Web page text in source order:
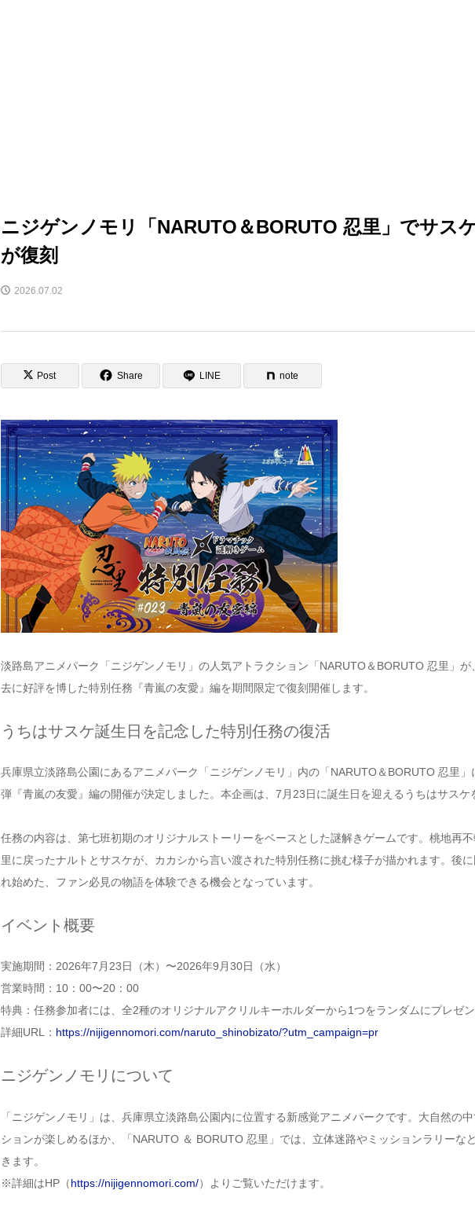
ニジゲンノモリ「NARUTO＆BORUTO 忍里」でサス
が復刻
2026.07.02
Post Share LINE note
淡路島アニメパーク「ニジゲンノモリ」の人気アトラクション「NARUTO＆BORUTO 忍里」
去に好評を博した特別任務『青嵐の友愛』編を期間限定で復刻開催します。
うちはサスケ誕生日を記念した特別任務の復活
兵庫県立淡路島公園にあるアニメパーク「ニジゲンノモリ」内の「NARUTO＆BORUTO 忍里
弾『青嵐の友愛』編の開催が決定しました。本企画は、7月23日に誕生日を迎えるうちはサスケ
任務の内容は、第七班初期のオリジナルストーリーをベースとした謎解きゲームです。桃地再
里に戻ったナルトとサスケが、カカシから言い渡された特別任務に挑む様子が描かれます。後
れ始めた、ファン必見の物語を体験できる機会となっています。
イベント概要
実施期間：2026年7月23日（木）〜2026年9月30日（水）
営業時間：10：00〜20：00
特典：任務参加者には、全2種のオリジナルアクリルキーホルダーから1つをランダムにプレゼン
詳細URL： https://nijigennomori.com/naruto_shinobizato/?utm_campaign=pr
ニジゲンノモリについて
「ニジゲンノモリ」は、兵庫県立淡路島公園内に位置する新感覚アニメパークです。大自然の
ションが楽しめるほか、「NARUTO ＆ BORUTO 忍里」では、立体迷路やミッションラリーな
きます。
※詳細はHP（https://nijigennomori.com/）よりご覧いただけます。